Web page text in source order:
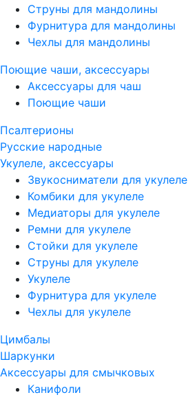
Струны для мандолины
Фурнитура для мандолины
Чехлы для мандолины
Поющие чаши, аксессуары
Аксессуары для чаш
Поющие чаши
Псалтерионы
Русские народные
Укулеле, аксессуары
Звукосниматели для укулеле
Комбики для укулеле
Медиаторы для укулеле
Ремни для укулеле
Стойки для укулеле
Струны для укулеле
Укулеле
Фурнитура для укулеле
Чехлы для укулеле
Цимбалы
Шаркунки
Аксессуары для смычковых
Канифоли